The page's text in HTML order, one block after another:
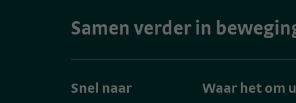
Samen verder in
Snel naar Waar het om